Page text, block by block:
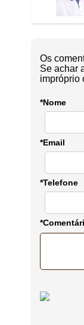
Os
Se achar
impróprio
*Nome
*Email
*Telefone